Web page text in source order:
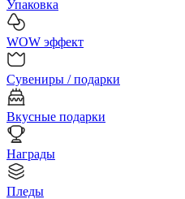
Упаковка
WOW эффект
Сувениры / подарки
Вкусные подарки
Награды
Пледы